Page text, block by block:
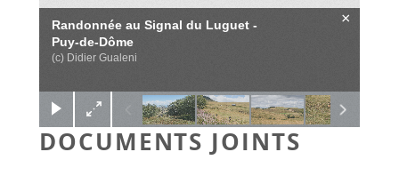
Randonnée au Signal du Luguet -
Puy-de-Dôme
(c) Didier Gualeni
×
DOCUMENTS JOINTS